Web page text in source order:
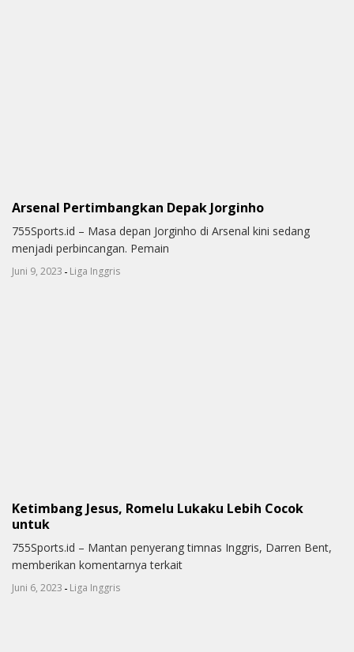
Arsenal Pertimbangkan Depak Jorginho
755Sports.id – Masa depan Jorginho di Arsenal kini sedang
menjadi perbincangan. Pemain
Juni 9, 2023 - Liga Inggris
Ketimbang Jesus, Romelu Lukaku Lebih Cocok
untuk
755Sports.id – Mantan penyerang timnas Inggris, Darren Bent,
memberikan komentarnya terkait
Juni 6, 2023 - Liga Inggris